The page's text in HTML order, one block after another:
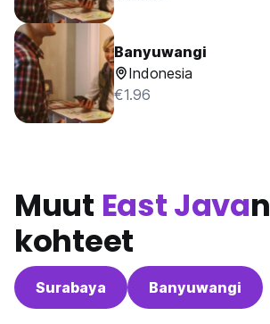
Banyuwangi
Indonesia
€1.96
Muut East Javan
kohteet
Surabaya Banyuwangi